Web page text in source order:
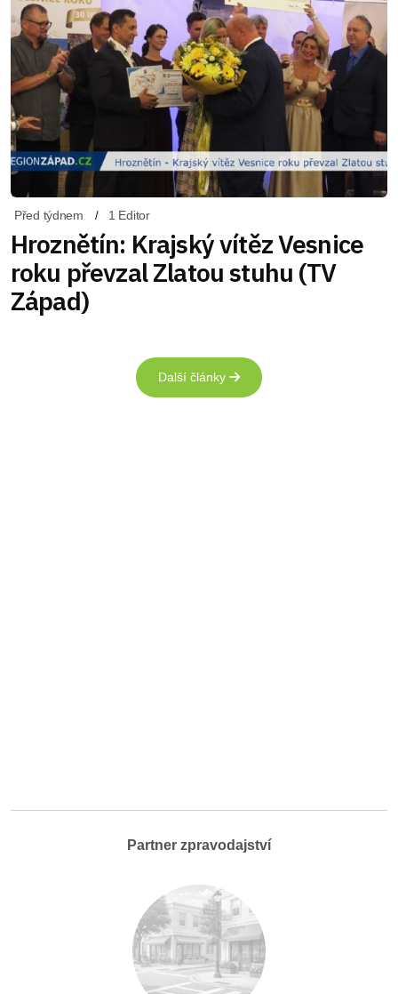
Před týdnem 1 Editor
Hroznětín: Krajský vítěz Vesnice
roku převzal Zlatou stuhu (TV
Západ)
Další články
Partner zpravodajství